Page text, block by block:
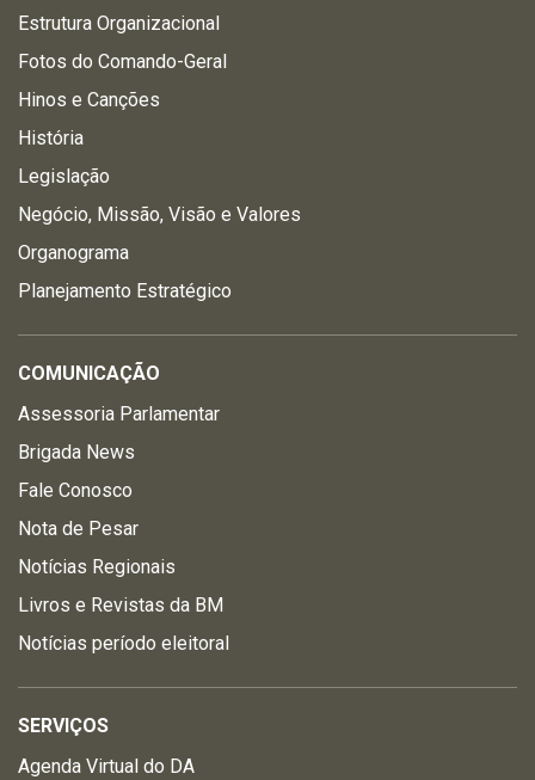
Estrutura Organizacional
Fotos do Comando-Geral
Hinos e Canções
História
Legislação
Negócio, Missão, Visão e Valores
Organograma
Planejamento Estratégico
COMUNICAÇÃO
Assessoria Parlamentar
Brigada News
Fale Conosco
Nota de Pesar
Notícias Regionais
Livros e Revistas da BM
Notícias período eleitoral
SERVIÇOS
Agenda Virtual do DA